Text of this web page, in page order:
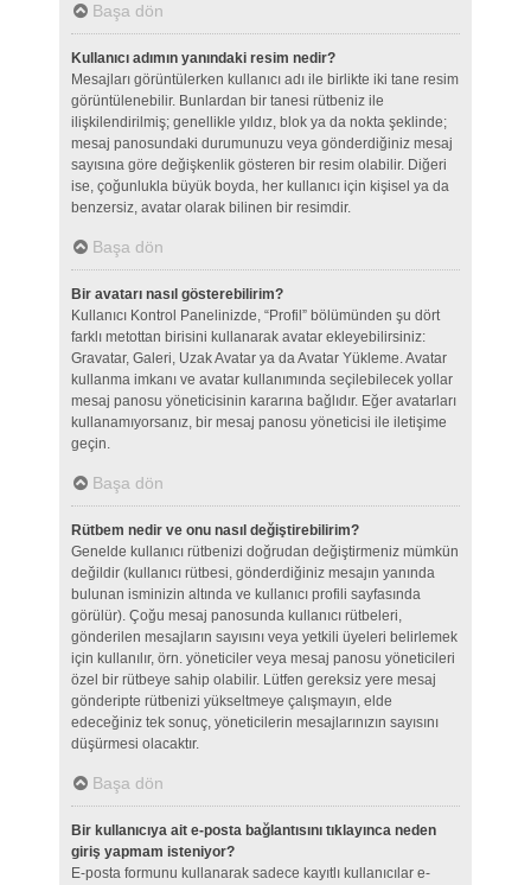
Başa dön
Kullanıcı adımın yanındaki resim nedir?
Mesajları görüntülerken kullanıcı adı ile birlikte iki tane resim
görüntülenebilir. Bunlardan bir tanesi rütbeniz ile
ilişkilendirilmiş; genellikle yıldız, blok ya da nokta şeklinde;
mesaj panosundaki durumunuzu veya gönderdiğiniz mesaj
sayısına göre değişkenlik gösteren bir resim olabilir. Diğeri
ise, çoğunlukla büyük boyda, her kullanıcı için kişisel ya da
benzersiz, avatar olarak bilinen bir resimdir.
Başa dön
Bir avatarı nasıl gösterebilirim?
Kullanıcı Kontrol Panelinizde, “Profil” bölümünden şu dört
farklı metottan birisini kullanarak avatar ekleyebilirsiniz:
Gravatar, Galeri, Uzak Avatar ya da Avatar Yükleme. Avatar
kullanma imkanı ve avatar kullanımında seçilebilecek yollar
mesaj panosu yöneticisinin kararına bağlıdır. Eğer avatarları
kullanamıyorsanız, bir mesaj panosu yöneticisi ile iletişime
geçin.
Başa dön
Rütbem nedir ve onu nasıl değiştirebilirim?
Genelde kullanıcı rütbenizi doğrudan değiştirmeniz mümkün
değildir (kullanıcı rütbesi, gönderdiğiniz mesajın yanında
bulunan isminizin altında ve kullanıcı profili sayfasında
görülür). Çoğu mesaj panosunda kullanıcı rütbeleri,
gönderilen mesajların sayısını veya yetkili üyeleri belirlemek
için kullanılır, örn. yöneticiler veya mesaj panosu yöneticileri
özel bir rütbeye sahip olabilir. Lütfen gereksiz yere mesaj
gönderipte rütbenizi yükseltmeye çalışmayın, elde
edeceğiniz tek sonuç, yöneticilerin mesajlarınızın sayısını
düşürmesi olacaktır.
Başa dön
Bir kullanıcıya ait e-posta bağlantısını tıklayınca neden
giriş yapmam isteniyor?
E-posta formunu kullanarak sadece kayıtlı kullanıcılar e-